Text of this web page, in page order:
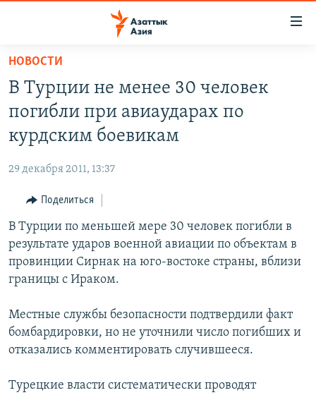
Вернуться
основному
содержанию
главной
навигации
Вернутся
поиску
КАЗАХСТАН
ТАДЖИКИСТАН
НОВОСТИ
ВОЙНА В УКРАИНЕ
ҚАЗАҚША
КЫРГЫЗЧА
ЎЗБЕКЧА
ТОҶИКӢ
TÜRKMENÇE
Все сайты РСЕ/РС
НОВОСТИ
В Турции не менее 30 человек
погибли при авиаударах по
курдским боевикам
29 декабря 2011, 13:37
Поделиться
В Турции по меньшей мере 30 человек погибли в
результате ударов военной авиации по объектам в
провинции Сирнак на юго-востоке страны, вблизи
границы с Ираком.
Местные службы безопасности подтвердили факт
бомбардировки, но не уточнили число погибших и
отказались комментировать случившееся.
Турецкие власти систематически проводят